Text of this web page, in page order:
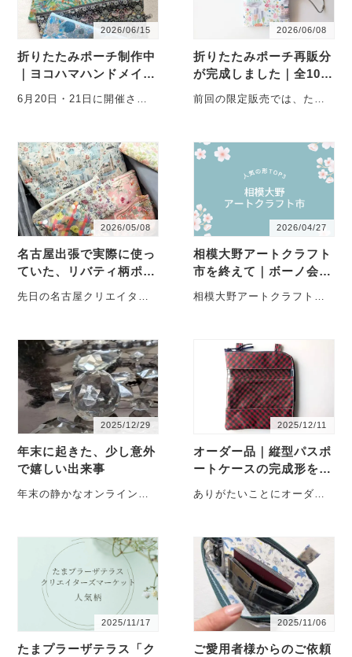
2026/06/15
折りたたみポーチ制作中
｜ヨコハマハンドメイド
マルシェへお持ちする柄
を少しだけ
6月20日・21日に開催され
を進めています。 ・・・
2026/06/08
折りたたみポーチ再販分
が完成しました｜全10柄
をご紹介
前回の限定販売では、たく
売後には「・・・
2026/05/08
名古屋出張で実際に使っ
ていた、リバティ柄ポー
チたちをご紹介します
先日の名古屋クリエイター
ひとつで移動しました。そ
の中・・・
2026/04/27
相模大野アートクラフト
市を終えて｜ボーノ会場
での一日
相模大野アートクラフト
デッキではなく、1階・・・
2025/12/29
年末に起きた、少し意外
で嬉しい出来事
年末の静かなオンラインス
りになってきました・・・
2025/12/11
オーダー品｜縦型パスポ
ートケースの完成形をご
ありがたいことにオーダー
介しきれない日が続いてお
り・・・
2025/11/17
たまプラーザテラス「ク
2025/11/06
ご愛用者様からのご依頼